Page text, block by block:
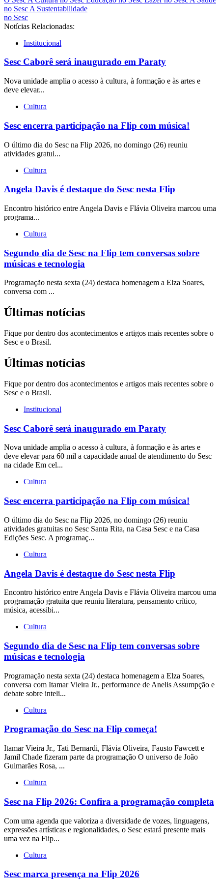
no Sesc A Sustentabilidade
no Sesc
Notícias Relacionadas:
Institucional
Sesc Caborê será inaugurado em Paraty
Nova unidade amplia o acesso à cultura, à formação e às artes e
deve elevar...
Cultura
Sesc encerra participação na Flip com música!
O último dia do Sesc na Flip 2026, no domingo (26) reuniu
atividades gratui...
Cultura
Angela Davis é destaque do Sesc nesta Flip
Encontro histórico entre Angela Davis e Flávia Oliveira marcou uma
programa...
Cultura
Segundo dia de Sesc na Flip tem conversas sobre
músicas e tecnologia
Programação nesta sexta (24) destaca homenagem a Elza Soares,
conversa com ...
Últimas notícias
Fique por dentro dos acontecimentos e artigos mais recentes sobre o
Sesc e o Brasil.
Últimas notícias
Fique por dentro dos acontecimentos e artigos mais recentes sobre o
Sesc e o Brasil.
Institucional
Sesc Caborê será inaugurado em Paraty
Nova unidade amplia o acesso à cultura, à formação e às artes e
deve elevar para 60 mil a capacidade anual de atendimento do Sesc
na cidade Em cel...
Cultura
Sesc encerra participação na Flip com música!
O último dia do Sesc na Flip 2026, no domingo (26) reuniu
atividades gratuitas no Sesc Santa Rita, na Casa Sesc e na Casa
Edições Sesc. A programaç...
Cultura
Angela Davis é destaque do Sesc nesta Flip
Encontro histórico entre Angela Davis e Flávia Oliveira marcou uma
programação gratuita que reuniu literatura, pensamento crítico,
música, acessibi...
Cultura
Segundo dia de Sesc na Flip tem conversas sobre
músicas e tecnologia
Programação nesta sexta (24) destaca homenagem a Elza Soares,
conversa com Itamar Vieira Jr., performance de Anelis Assumpção e
debate sobre inteli...
Cultura
Programação do Sesc na Flip começa!
Itamar Vieira Jr., Tati Bernardi, Flávia Oliveira, Fausto Fawcett e
Jamil Chade fizeram parte da programação O universo de João
Guimarães Rosa, ...
Cultura
Sesc na Flip 2026: Confira a programação completa
Com uma agenda que valoriza a diversidade de vozes, linguagens,
expressões artísticas e regionalidades, o Sesc estará presente mais
uma vez na Flip...
Cultura
Sesc marca presença na Flip 2026